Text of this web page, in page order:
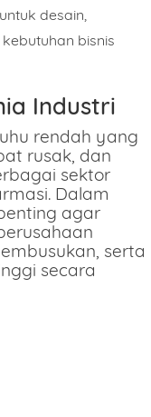
untuk desain,
bisnis
Industri
rendah yang
rusak, dan
sektor
Dalam
agar
serta
secara